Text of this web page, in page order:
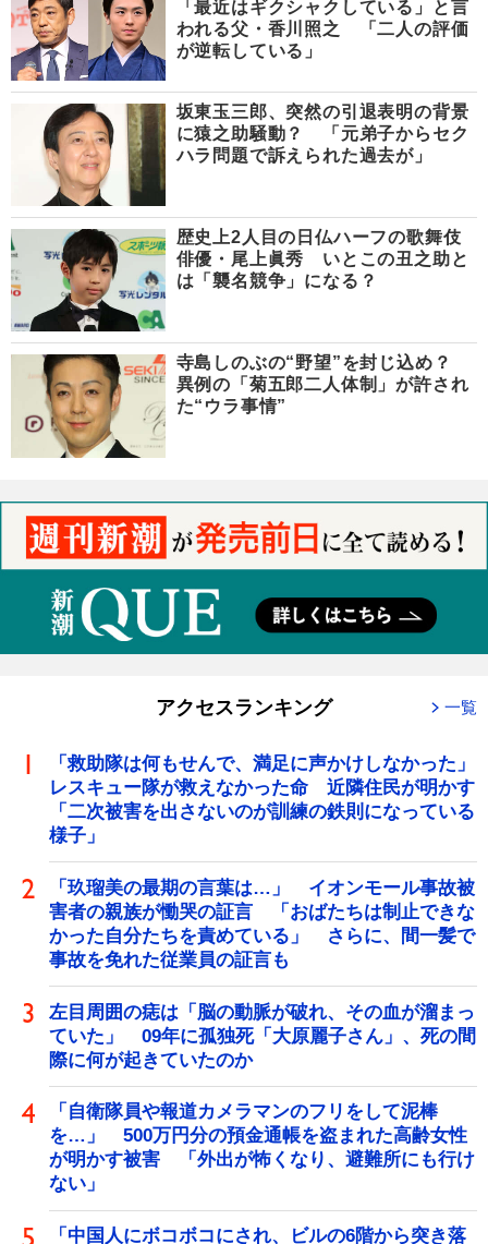
「最近はギクシャクしている」と言
われる父・香川照之 「二人の評価
が逆転している」
坂東玉三郎、突然の引退表明の背景
に猿之助騒動？ 「元弟子からセク
ハラ問題で訴えられた過去が」
歴史上2人目の日仏ハーフの歌舞伎
俳優・尾上眞秀 いとこの丑之助と
は「襲名競争」になる？
寺島しのぶの“野望”を封じ込め？
異例の「菊五郎二人体制」が許され
た“ウラ事情”
アクセスランキング 一覧
「救助隊は何もせんで、満足に声かけしなかった」
レスキュー隊が救えなかった命 近隣住民が明かす
「二次被害を出さないのが訓練の鉄則になっている
様子」
「玖瑠美の最期の言葉は…」 イオンモール事故被
害者の親族が慟哭の証言 「おばたちは制止できな
かった自分たちを責めている」 さらに、間一髪で
事故を免れた従業員の証言も
左目周囲の痣は「脳の動脈が破れ、その血が溜まっ
ていた」 09年に孤独死「大原麗子さん」、死の間
際に何が起きていたのか
「自衛隊員や報道カメラマンのフリをして泥棒
を…」 500万円分の預金通帳を盗まれた高齢女性
が明かす被害 「外出が怖くなり、避難所にも行け
ない」
「中国人にボコボコにされ、ビルの6階から突き落